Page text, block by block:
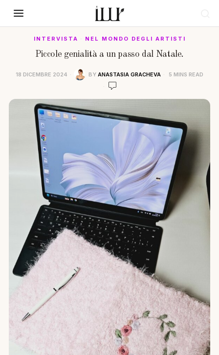
INTERVISTA · NEL MONDO DEGLI ARTISTI
Piccole genialità a un passo dal Natale.
18 DICEMBRE 2024 BY ANASTASIA GRACHEVA 5 MINS READ